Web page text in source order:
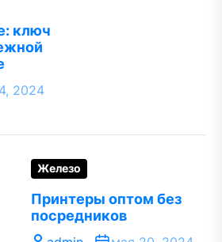
ключ
2024
Железо
Принтеры оптом без
посредников